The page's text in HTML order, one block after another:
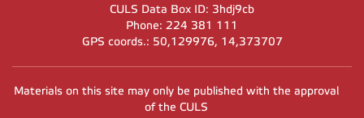
CULS Data Box ID: 3hdj9cb
Phone: 224 381 111
GPS coords.: 50,129976, 14,373707
Materials on this site may only be published with the approval
of the CULS